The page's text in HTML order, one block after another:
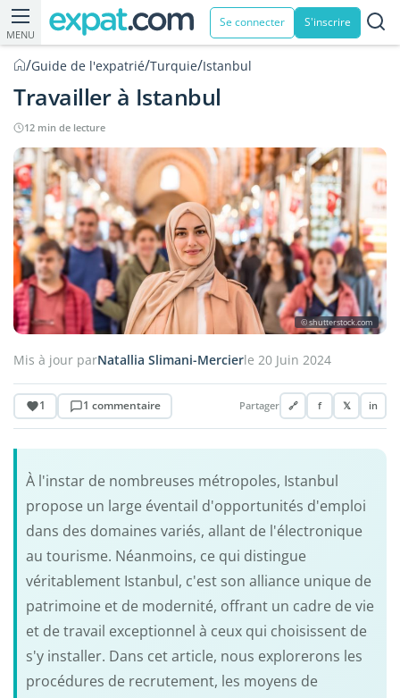
MENU
Se connecter S'inscrire
/Guide de l'expatrié/Turquie/Istanbul
Travailler à Istanbul
12 min de lecture
© shutterstock.com
Mis à jour parNatallia Slimani-Mercierle 20 Juin 2024
1 1 commentaire Partager 🔗 f 𝕏 in
À l'instar de nombreuses métropoles, Istanbul
propose un large éventail d'opportunités d'emploi
dans des domaines variés, allant de l'électronique
au tourisme. Néanmoins, ce qui distingue
véritablement Istanbul, c'est son alliance unique de
patrimoine et de modernité, offrant un cadre de vie
et de travail exceptionnel à ceux qui choisissent de
s'y installer. Dans cet article, nous explorerons les
procédures de recrutement, les moyens de